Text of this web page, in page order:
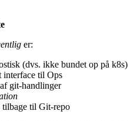
er:
(dvs. ikke bundet op på k8s)
interface til Ops
git-handlinger
tilbage til Git-repo